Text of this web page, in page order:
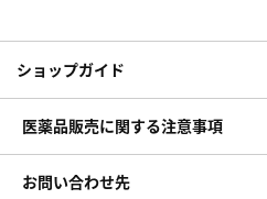
ショップガイド
医薬品販売に関する注意事項
お問い合わせ先